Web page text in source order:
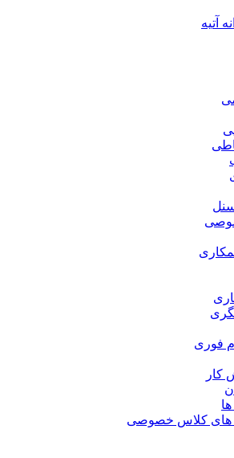
آتیه
فوری
کار
های کلاس خصوصی